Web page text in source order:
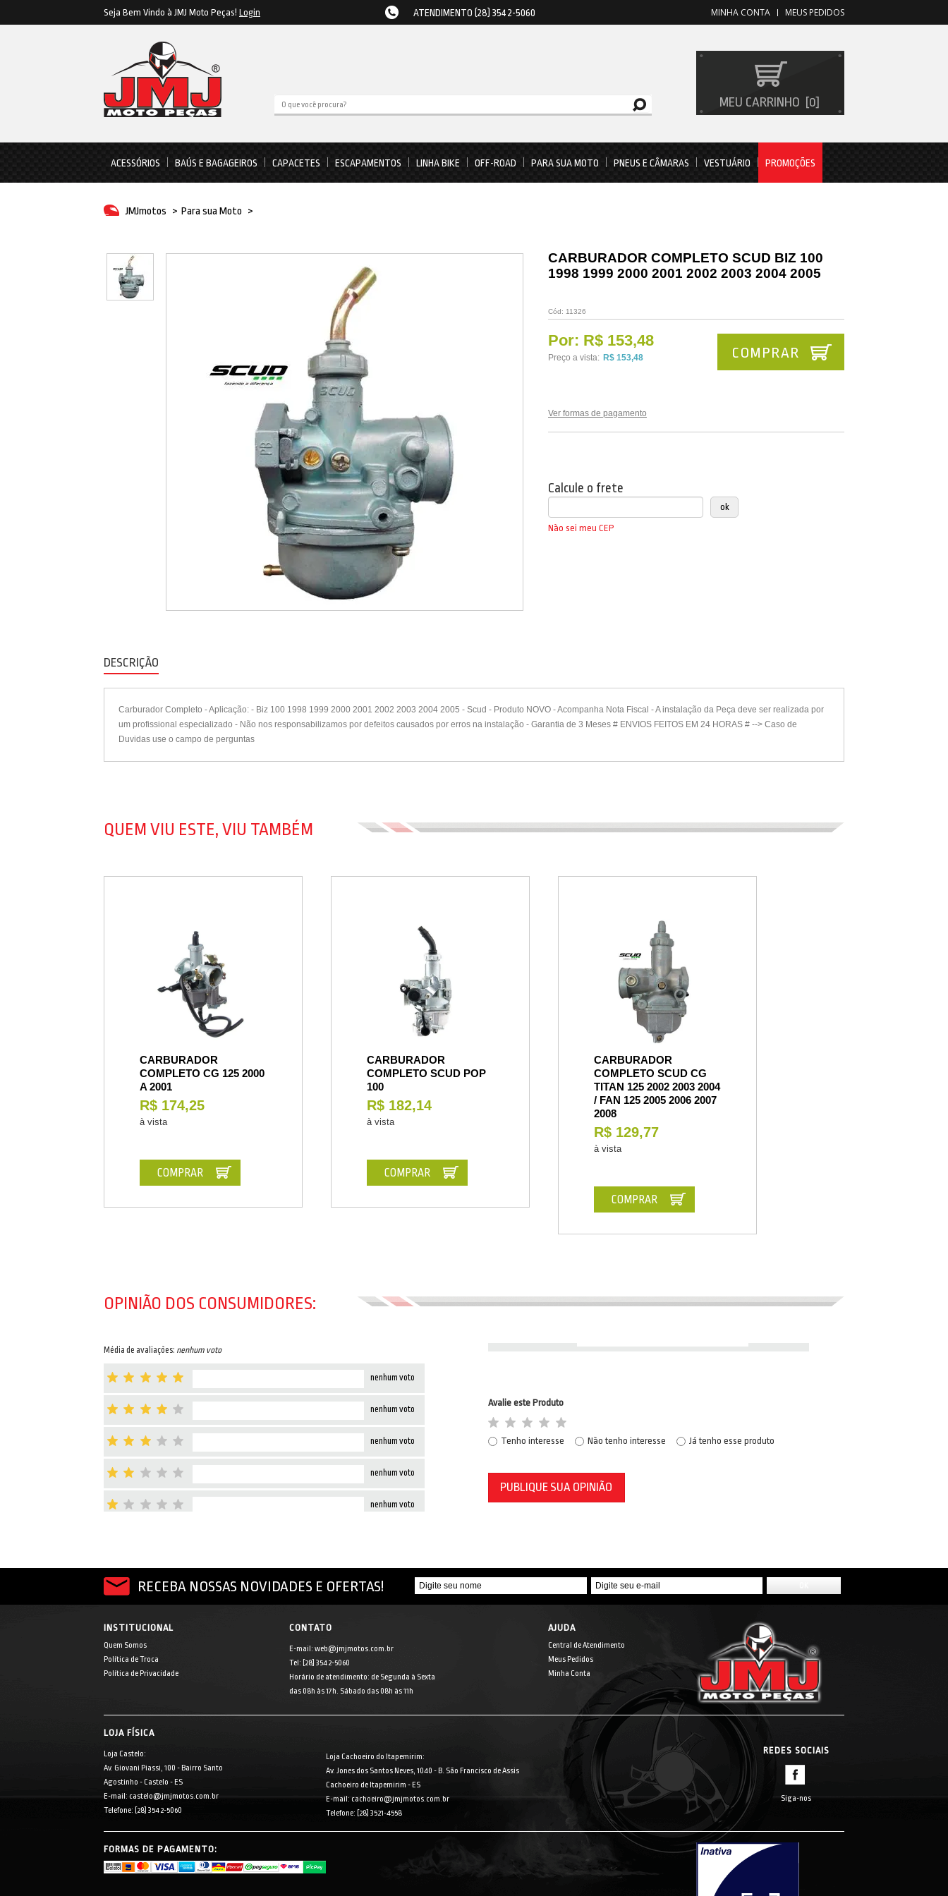
Seja Bem Vindo à JMJ Moto Peças! Login ATENDIMENTO (28) 3542-5060 MEUS PEDIDOS
MINHA CONTA
MEU CARRINHO 0
ACESSÓRIOS BAÚS E BAGAGEIROS CAPACETES ESCAPAMENTOS LINHA BIKE OFF-ROAD PARA SUA MOTO PNEUS E CÂMARAS VESTUÁRIO PROMOÇÕES
JMJmotos > Para sua Moto >
CARBURADOR COMPLETO SCUD BIZ 100
1998 1999 2000 2001 2002 2003 2004 2005
Cód: 11326
Por: R$ 153,48
Preço a vista: R$ 153,48
Ver formas de pagamento
COMPRAR
Calcule o frete
Não sei meu CEP
DESCRIÇÃO
Carburador Completo - Aplicação: - Biz 100 1998 1999 2000 2001 2002 2003 2004 2005 - Scud - Produto NOVO - Acompanha Nota Fiscal - A instalação da Peça deve ser realizada por
um profissional especializado - Não nos responsabilizamos por defeitos causados por erros na instalação - Garantia de 3 Meses # ENVIOS FEITOS EM 24 HORAS # --> Caso de
Duvidas use o campo de perguntas
QUEM VIU ESTE, VIU TAMBÉM
CARBURADOR
COMPLETO CG 125 2000
A 2001
R$ 174,25
à vista
COMPRAR
CARBURADOR
COMPLETO SCUD POP
100
R$ 182,14
à vista
COMPRAR
CARBURADOR
COMPLETO SCUD CG
TITAN 125 2002 2003 2004
/ FAN 125 2005 2006 2007
2008
R$ 129,77
à vista
COMPRAR
OPINIÃO DOS CONSUMIDORES:
Média de avaliações: nenhum voto
nenhum voto
nenhum voto
nenhum voto
nenhum voto
nenhum voto
Avalie este Produto
Tenho interesse Não tenho interesse Já tenho esse produto
PUBLIQUE SUA OPINIÃO
RECEBA NOSSAS NOVIDADES E OFERTAS!
INSTITUCIONAL
Quem Somos
Política de Troca
Política de Privacidade
CONTATO
E-mail: web@jmjmotos.com.br
Tel: [28] 3542-5060
Horário de atendimento: de Segunda à Sexta
das 08h às 17h. Sábado das 08h às 11h
AJUDA
Central de Atendimento
Meus Pedidos
Minha Conta
LOJA FÍSICA
Loja Castelo:
Av. Giovani Piassi, 100 - Bairro Santo
Agostinho - Castelo - ES
E-mail: castelo@jmjmotos.com.br
Telefone: [28] 3542-5060
Loja Cachoeiro do Itapemirim:
Av. Jones dos Santos Neves, 1040 - B. São Francisco de Assis
Cachoeiro de Itapemirim - ES
E-mail: cachoeiro@jmjmotos.com.br
Telefone: [28] 3521-4558
REDES SOCIAIS
Siga-nos
FORMAS DE PAGAMENTO: